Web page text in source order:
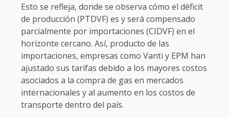
Esto se refleja, donde se observa cómo el déficit
de producción (PTDVF) es y será compensado
parcialmente por importaciones (CIDVF) en el
horizonte cercano. Así, producto de las
importaciones, empresas como Vanti y EPM han
ajustado sus tarifas debido a los mayores costos
asociados a la compra de gas en mercados
internacionales y al aumento en los costos de
transporte dentro del país.